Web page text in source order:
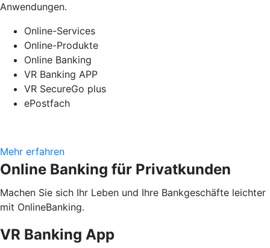
Anwendungen.
Online-Services
Online-Produkte
Online Banking
VR Banking APP
VR SecureGo plus
ePostfach
Mehr erfahren
Online Banking für Privatkunden
Machen Sie sich Ihr Leben und Ihre Bankgeschäfte leichter
mit OnlineBanking.
VR Banking App